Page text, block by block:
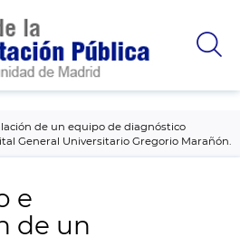
de un equipo de diagnóstico
General Universitario Gregorio Marañón.
e
de un